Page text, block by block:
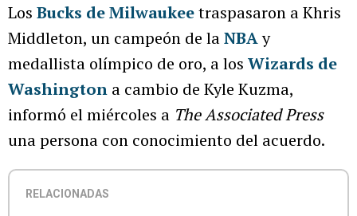
Los Bucks de Milwaukeetraspasaron a Khris
Middleton, un campeón de laNBAy
medallista olímpico de oro, a los Wizards de
Washington a cambio de Kyle Kuzma,
informó el miércoles a The Associated Press
una persona con conocimiento del acuerdo.
RELACIONADAS